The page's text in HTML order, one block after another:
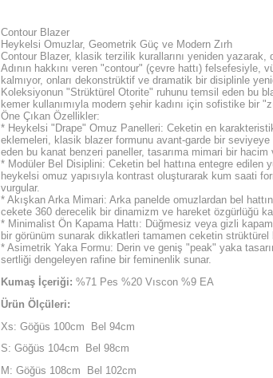
Contour Blazer
Heykelsi Omuzlar, Geometrik Güç ve Modern Zırh
Contour Blazer, klasik terzilik kurallarını yeniden yazarak,
Adının hakkını veren "contour" (çevre hattı) felsefesiyle,
kalmıyor, onları dekonstrüktif ve dramatik bir disiplinle
Koleksiyonun "Strüktürel Otorite" ruhunu temsil eden bu
kemer kullanımıyla modern şehir kadını için sofistike bir
Öne Çıkan Özellikler:
* Heykelsi "Drape" Omuz Panelleri: Ceketin en
eklemeleri, klasik blazer formunu avant-garde bir
eden bu kanat benzeri paneller, tasarıma mimari bir
* Modüler Bel Disiplini: Ceketin bel hattına entegre edilen
heykelsi omuz yapısıyla kontrast oluşturarak kum saati
vurgular.
* Akışkan Arka Mimari: Arka panelde omuzlardan bel
cekete 360 derecelik bir dinamizm ve hareket özgürlüğü
* Minimalist Ön Kapama Hattı: Düğmesiz veya gizli
bir görünüm sunarak dikkatleri tamamen ceketin
* Asimetrik Yaka Formu: Derin ve geniş "peak" yaka
sertliği dengeleyen rafine bir feminenlik sunar.
Kumaş İçeriği: %71 Pes %20 Vıscon %9 EA
Ürün Ölçüleri:
Xs: Göğüs 100cm Bel 94cm
S: Göğüs 104cm Bel 98cm
M: Göğüs 108cm Bel 102cm